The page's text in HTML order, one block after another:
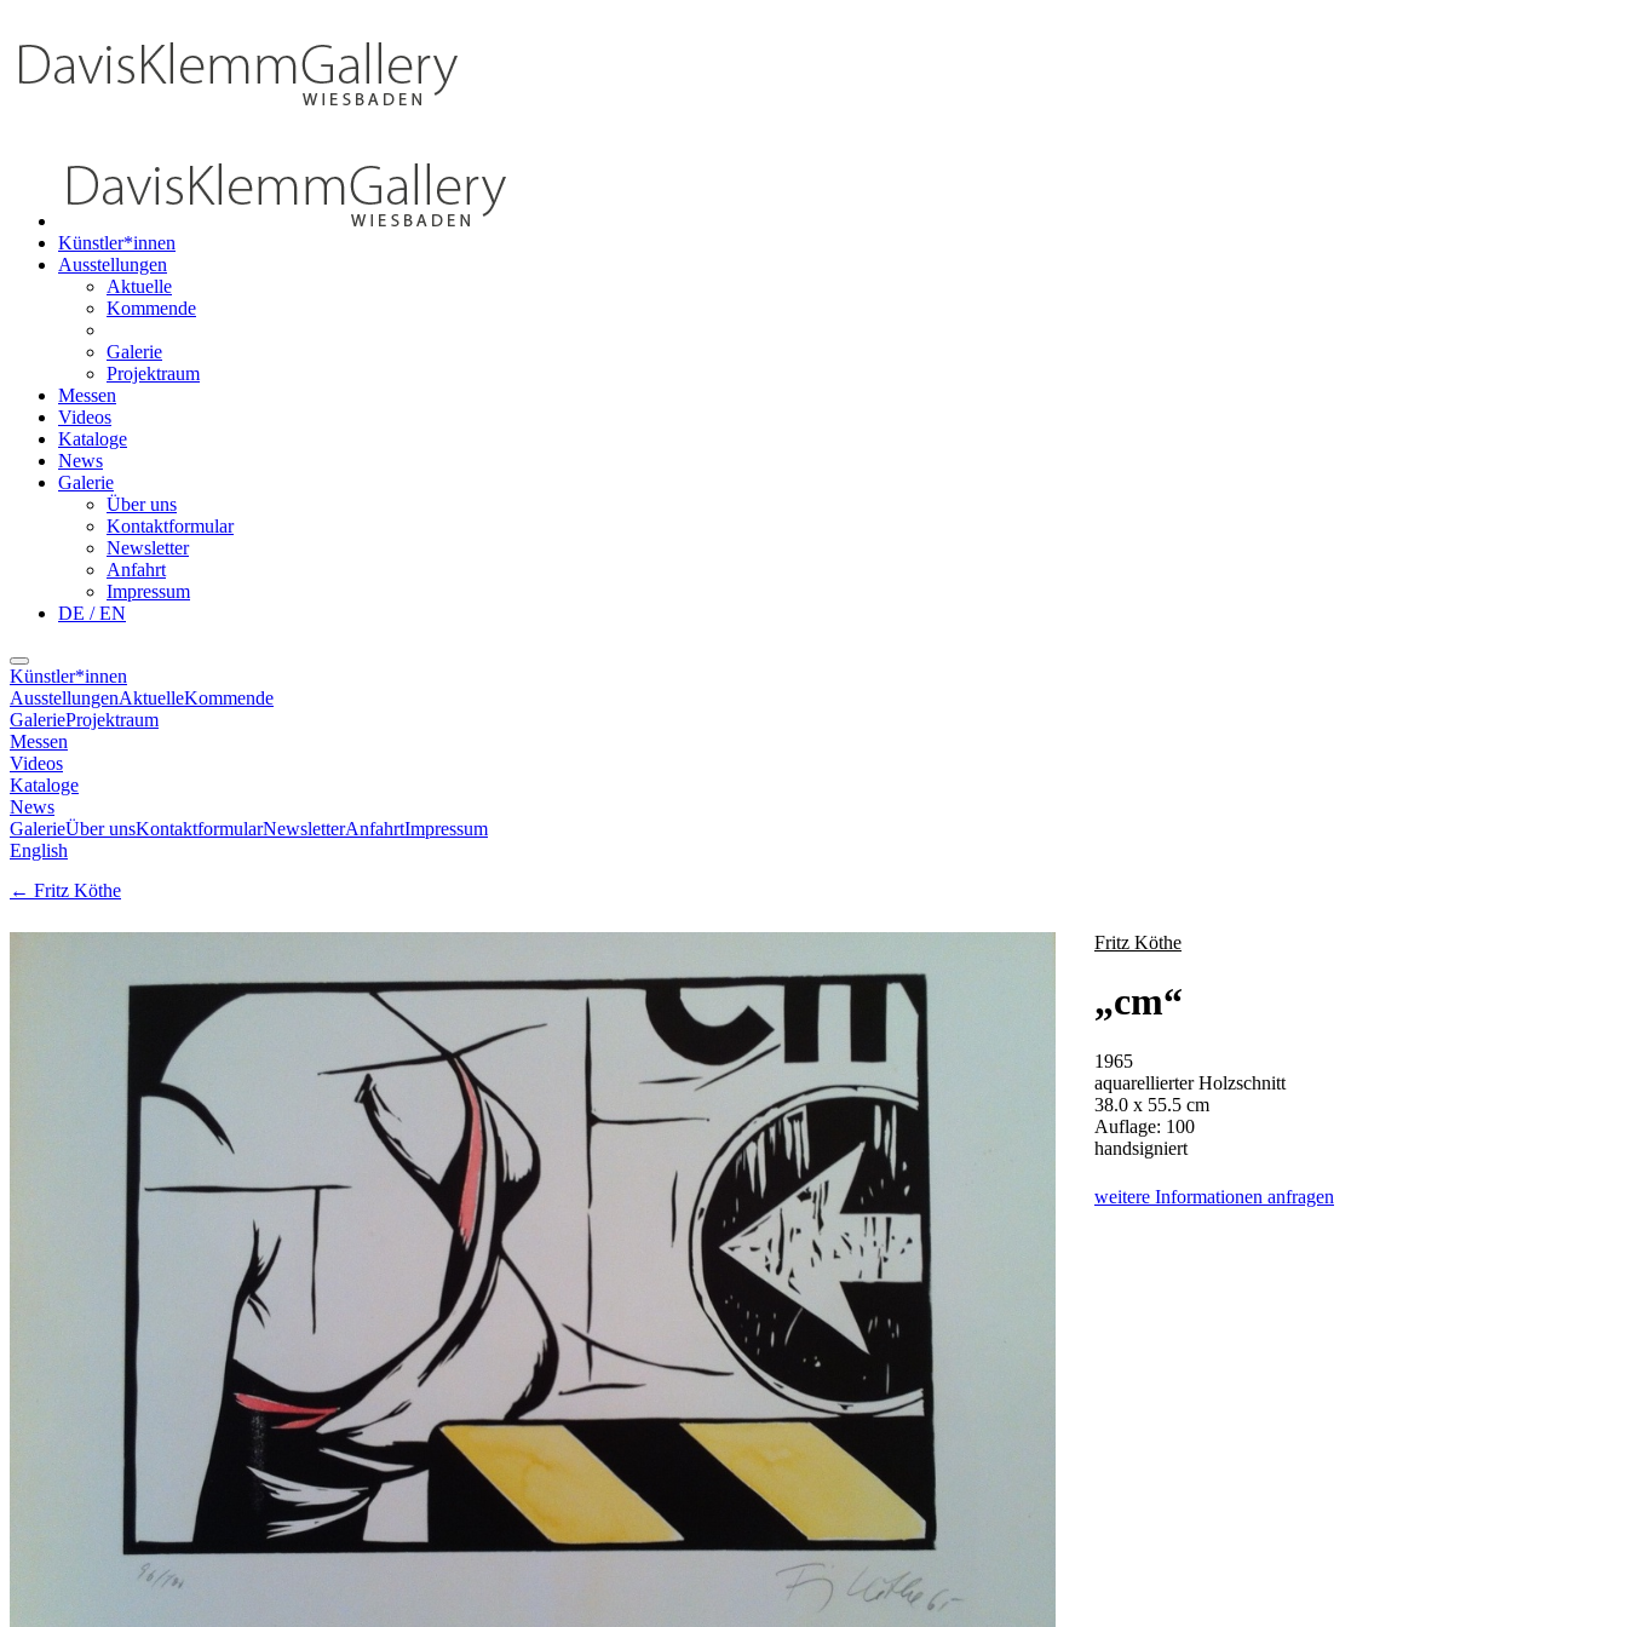
Künstler*innen
Ausstellungen
Aktuelle
Kommende
Galerie
Projektraum
Messen
Videos
Kataloge
News
Galerie
Über uns
Kontaktformular
Newsletter
Anfahrt
Impressum
DE / EN
Künstler*innen
AusstellungenAktuelleKommende
GalerieProjektraum
Messen
Videos
Kataloge
News
GalerieÜber unsKontaktformularNewsletterAnfahrtImpressum
English
← Fritz Köthe
Fritz Köthe
„cm“
1965
aquarellierter Holzschnitt
38.0 x 55.5 cm
Auflage: 100
handsigniert
weitere Informationen anfragen